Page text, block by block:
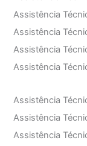
Assistência
Assistência
Assistência
Assistência
Assistência
Assistência
Assistência